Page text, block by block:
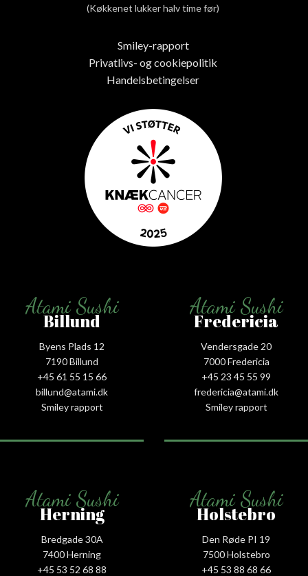
(Køkkenet lukker halv time før)
Smiley-rapport
Privatlivs- og cookiepolitik
Handelsbetingelser
Atami Sushi
Billund
Byens Plads 12
7190 Billund
+45 61 55 15 66‬
billund@atami.dk
Smiley rapport
Atami Sushi
Fredericia
Vendersgade 20
7000 Fredericia
+45 23 45 55 99
fredericia@atami.dk
Smiley rapport
Atami Sushi
Herning
Bredgade 30A
7400 Herning
+45 53 52 68 88
Atami Sushi
Holstebro
Den Røde PI 19
7500 Holstebro
+45 53 88 68 66